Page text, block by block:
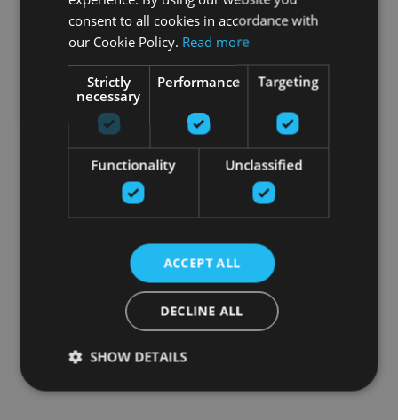
consent to all cookies in accordance with
our Cookie Policy. Read more
Strictly
necessary
Performance Targeting
Functionality Unclassified
ACCEPT ALL
DECLINE ALL
SHOW DETAILS